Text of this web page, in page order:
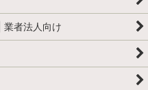
業者法人向け